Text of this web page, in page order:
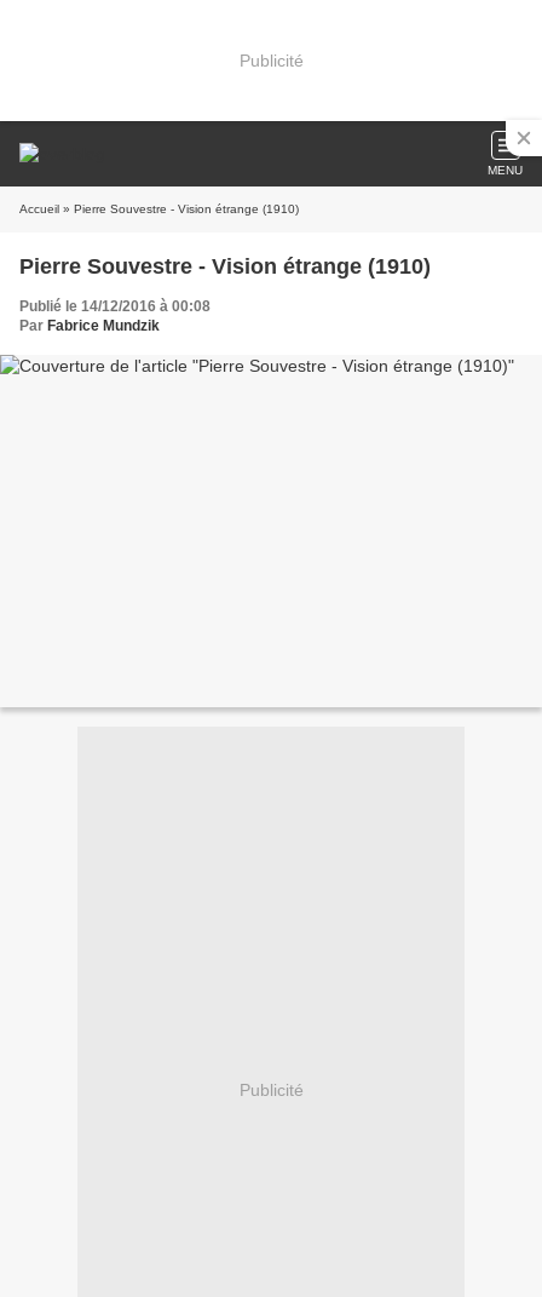
Publicité
MENU
Accueil » Pierre Souvestre - Vision étrange (1910)
Pierre Souvestre - Vision étrange (1910)
Publié le 14/12/2016 à 00:08
Par Fabrice Mundzik
Publicité